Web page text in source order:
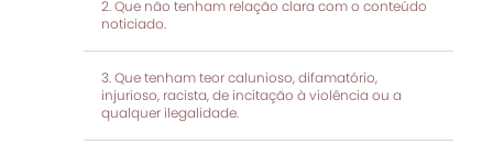
Que não tenham relação clara com o conteúdo
noticiado.
Que tenham teor calunioso, difamatório,
injurioso, racista, de incitação à violência ou a
qualquer ilegalidade.